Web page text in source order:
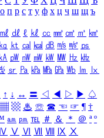
о п р с т у ф х ц ч ш щ ъ
㎖ ㎗ ℓ ㎘ ㏄ ㎣ ㎤ ㎥ ㎦
㎏ ㏏ ㎈ ㎉ ㏈ ㎧ ㎨ ㎰
㎄ ㎺ ㎻ ㎽ ㎾ ㎿ ㎐ ㎑
㏛ ㎩ ㎪ ㎫ ㎬ ㏝ ㏐
㏓
↑ ↓ ↔ 〓 ◁ ◀ ▷ ▶ ♤
▦ ▩ ♨ ☏ ☎ ☜ ☞ ¶ †
㏂ ㏘ ℡ ＃ ＆ ＊ ＠ ª º
Ⅳ Ⅴ Ⅵ Ⅶ Ⅷ Ⅸ Ⅹ